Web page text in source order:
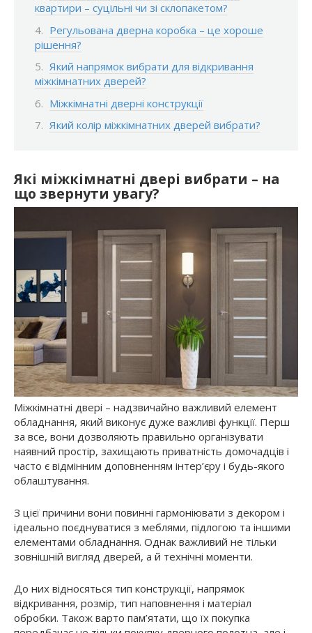
квартири – суцільні чи зі склопакетом?
Регульована дверна коробка – це хороше
рішення?
Який напрямок вибрати для відкривання
міжкімнатних дверей?
Міжкімнатні дверні конструкції
Який колір міжкімнатних дверей вибрати?
Які міжкімнатні двері вибрати – на
що звернути увагу?
Міжкімнатні двері – надзвичайно важливий елемент
обладнання, який виконує дуже важливі функції. Перш
за все, вони дозволяють правильно організувати
наявний простір, захищають приватність домочадців і
часто є відмінним доповненням інтер’єру і будь-якого
облаштування.
З цієї причини вони повинні гармоніювати з декором і
ідеально поєднуватися з меблями, підлогою та іншими
елементами обладнання. Однак важливий не тільки
зовнішній вигляд дверей, а й технічні моменти.
До них відносяться тип конструкції, напрямок
відкривання, розмір, тип наповнення і матеріал
обробки. Також варто пам’ятати, що їх покупка